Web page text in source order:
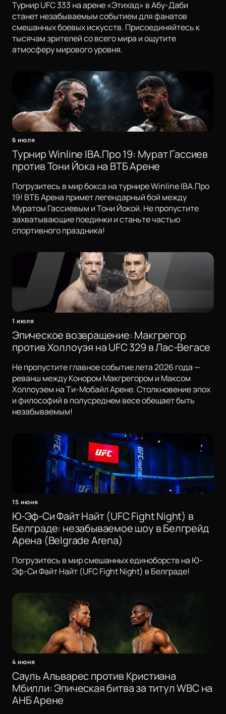
Турнир UFC 333 на арене «Этихад» в Абу-Даби
станет незабываемым событием для фанатов
смешанных боевых искусств. Присоединяйтесь к
тысячам зрителей со всего мира и ощутите
атмосферу мирового уровня.
6 июля
Турнир Winline IBA.Про 19: Мурат Гассиев
против Тони Йока на ВТБ Арене
Погрузитесь в мир бокса на турнире Winline IBA.Про
19! ВТБ Арена примет легендарный бой между
Муратом Гассиевым и Тони Йокой. Не пропустите
захватывающие поединки и станьте частью
спортивного праздника!
1 июля
Эпическое возвращение: Макгрегор
против Холлоуэя на UFC 329 в Лас-Вегасе
Не пропустите главное событие лета 2026 года —
реванш между Конором Макгрегором и Максом
Холлоуэем на Ти-Мобайл Арене. Столкновение эпох
и философий в полусреднем весе обещает быть
незабываемым!
15 июня
Ю-Эф-Си Файт Найт (UFC Fight Night) в
Белграде: незабываемое шоу в Белгрейд
Арена (Belgrade Arena)
Погрузитесь в мир смешанных единоборств на Ю-
Эф-Си Файт Найт (UFC Fight Night) в Белграде!
4 июня
Сауль Альварес против Кристиана
Мбилли: Эпическая битва за титул WBC на
АНБ Арене